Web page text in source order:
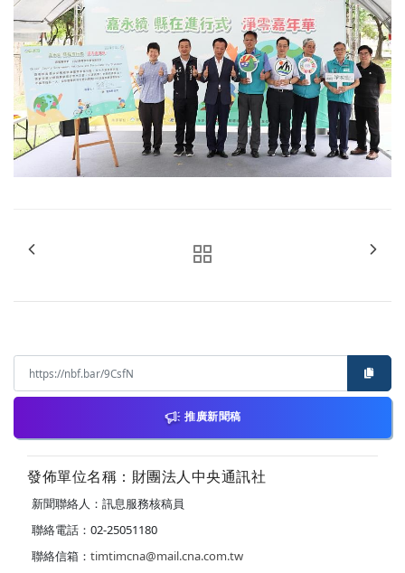
推廣新聞稿
發佈單位名稱：財團法人中央通訊社
新聞聯絡人：訊息服務核稿員
聯絡電話：02-25051180
聯絡信箱： timtimcna@mail.cna.com.tw